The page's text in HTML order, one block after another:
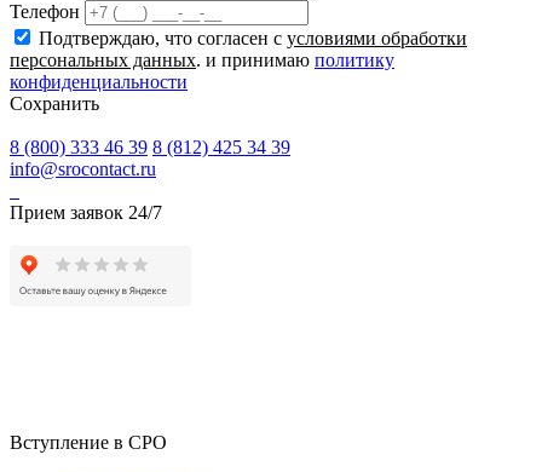
Телефон
Подтверждаю, что согласен с условиями обработки
персональных данных. и принимаю политику
конфиденциальности
Сохранить
8 (800) 333 46 39 8 (812) 425 34 39
info@srocontact.ru
Прием заявок 24/7
Вступление в СРО